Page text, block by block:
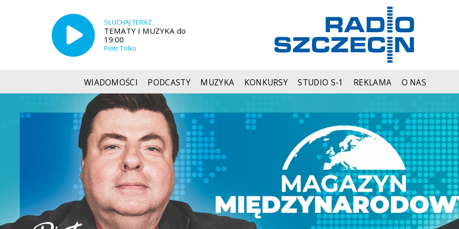
SŁUCHAJ TERAZ
TEMATY I MUZYKA do
19:00
Piotr Tolko
WIADOMOŚCI PODCASTY MUZYKA KONKURSY STUDIO S-1 REKLAMA O NAS